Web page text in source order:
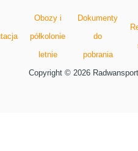
Obozy i
półkolonie
letnie
Dokumenty
do
pobrania
Copyright © 2026